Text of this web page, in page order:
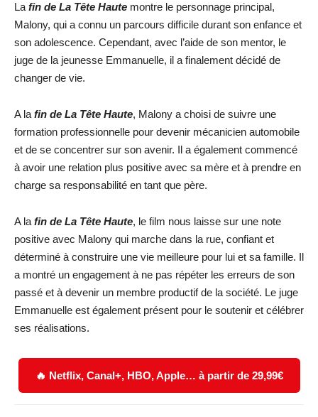
La fin de La Tête Haute montre le personnage principal,
Malony, qui a connu un parcours difficile durant son enfance et
son adolescence. Cependant, avec l’aide de son mentor, le
juge de la jeunesse Emmanuelle, il a finalement décidé de
changer de vie.
A la fin de La Tête Haute, Malony a choisi de suivre une
formation professionnelle pour devenir mécanicien automobile
et de se concentrer sur son avenir. Il a également commencé
à avoir une relation plus positive avec sa mère et à prendre en
charge sa responsabilité en tant que père.
A la fin de La Tête Haute, le film nous laisse sur une note
positive avec Malony qui marche dans la rue, confiant et
déterminé à construire une vie meilleure pour lui et sa famille. Il
a montré un engagement à ne pas répéter les erreurs de son
passé et à devenir un membre productif de la société. Le juge
Emmanuelle est également présent pour le soutenir et célébrer
ses réalisations.
🔥 Netflix, Canal+, HBO, Apple… à partir de 29,99€